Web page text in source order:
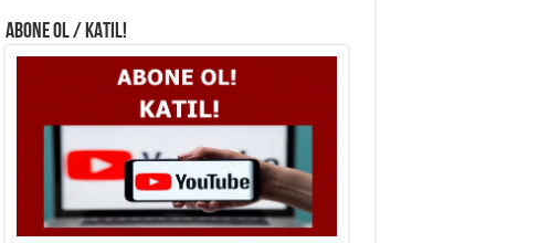
ABONE OL / KATIL!